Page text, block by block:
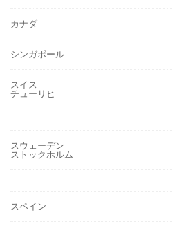
カナダ
シンガポール
スイス
チューリヒ
スウェーデン
ストックホルム
スペイン